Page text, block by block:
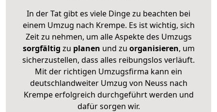
In der Tat gibt es viele Dinge zu beachten bei
einem Umzug nach Krempe. Es ist wichtig, sich
Zeit zu nehmen, um alle Aspekte des Umzugs
sorgfältig zu planen und zu organisieren, um
sicherzustellen, dass alles reibungslos verläuft.
Mit der richtigen Umzugsfirma kann ein
deutschlandweiter Umzug von Neuss nach
Krempe erfolgreich durchgeführt werden und
dafür sorgen wir.